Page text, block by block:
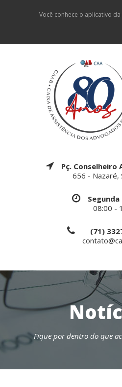
Você conhece o aplicativo da
Pç. Conselheiro
656 - Nazaré,
08:00 -
(71)
Fique por dentro do que